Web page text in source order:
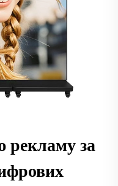
рекламу за